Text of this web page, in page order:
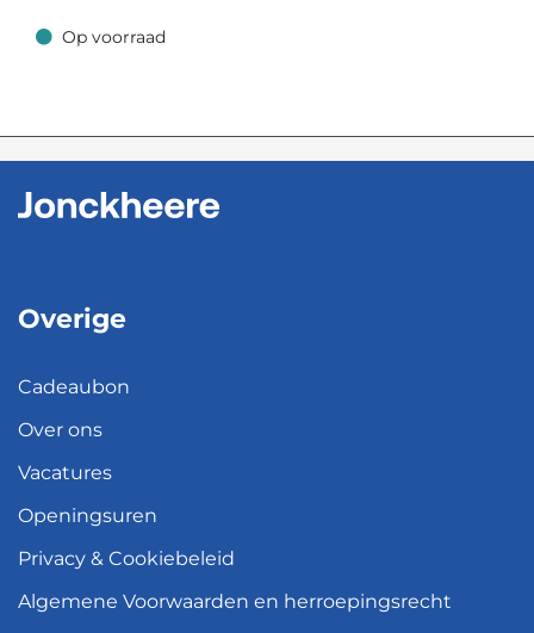
Op voorraad
Op voorraad
Overige
Cadeaubon
Over ons
Vacatures
Openingsuren
Privacy & Cookiebeleid
Algemene Voorwaarden en herroepingsrecht